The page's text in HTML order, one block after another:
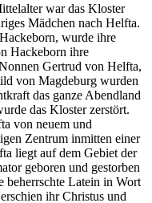
war das Kloster
Mädchen nach Helfta.
wurde ihre
Hackeborn ihre
Gertrud von Helfta,
von Magdeburg wurden
das ganze Abendland
das Kloster zerstört.
von neuem und
Zentrum inmitten einer
liegt auf dem Gebiet der
geboren und gestorben
beherrschte Latein in Wort
ihr Christus und